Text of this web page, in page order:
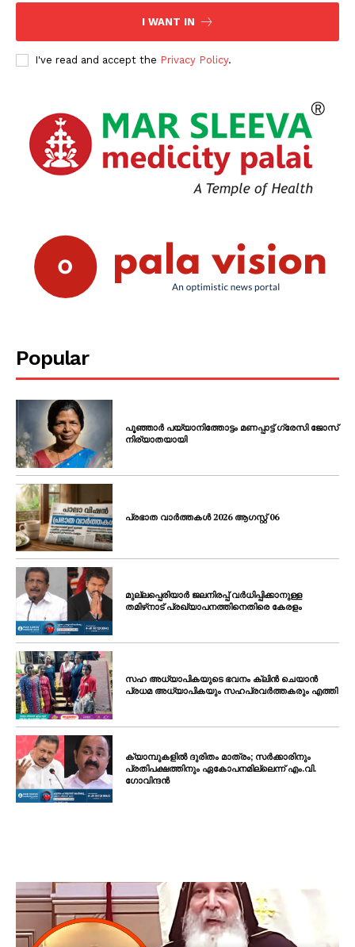
I WANT IN
I've read and accept the Privacy Policy.
Popular
പൂഞ്ഞാർ പയ്യാനിത്തോട്ടം മണപ്പാട്ട് ഗ്രേസി ജോസ്
നിര്യാതയായി
പ്രഭാത വാർത്തകൾ 2026 ആഗസ്റ്റ് 06
മുല്ലപ്പെരിയാർ ജലനിരപ്പ് വർധിപ്പിക്കാനുള്ള
തമിഴ്‌നാട് പ്രഖ്യാപനത്തിനെതിരെ കേരളം
സഹ അധ്യാപികയുടെ ഭവനം ക്ലിൻ ചെയാൻ
പ്രധമ അധ്യാപികയും സഹപ്രവർത്തകരും എത്തി
ക്യാമ്പുകളിൽ ദുരിതം മാത്രം; സർക്കാരിനും
പ്രതിപക്ഷത്തിനും ഏകോപനമില്ലെന്ന് എം.വി.
ഗോവിന്ദൻ